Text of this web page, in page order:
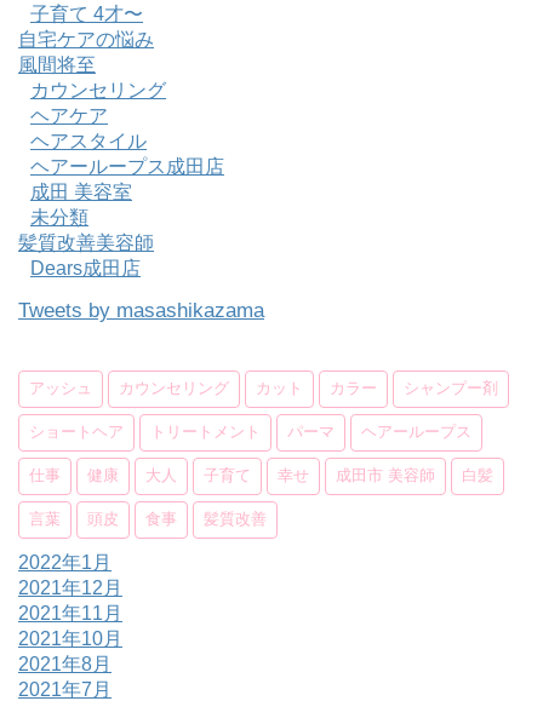
子育て 4才〜
自宅ケアの悩み
風間将至
カウンセリング
ヘアケア
ヘアスタイル
ヘアーループス成田店
成田 美容室
未分類
髪質改善美容師
Dears成田店
Tweets by masashikazama
アッシュ カウンセリング カット カラー シャンプー剤
ショートヘア トリートメント パーマ ヘアーループス
仕事 健康 大人 子育て 幸せ 成田市 美容師 白髪
言葉 頭皮 食事 髪質改善
2022年1月
2021年12月
2021年11月
2021年10月
2021年8月
2021年7月